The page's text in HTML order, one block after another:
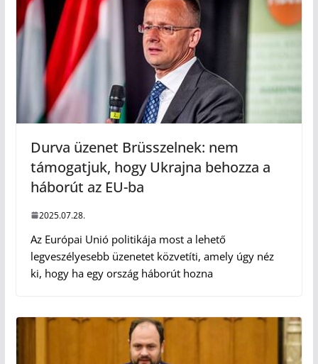
Durva üzenet Brüsszelnek: nem
támogatjuk, hogy Ukrajna behozza a
háborút az EU-ba
2025.07.28.
Az Európai Unió politikája most a lehető
legveszélyesebb üzenetet közvetíti, amely úgy néz
ki, hogy ha egy ország háborút hozna